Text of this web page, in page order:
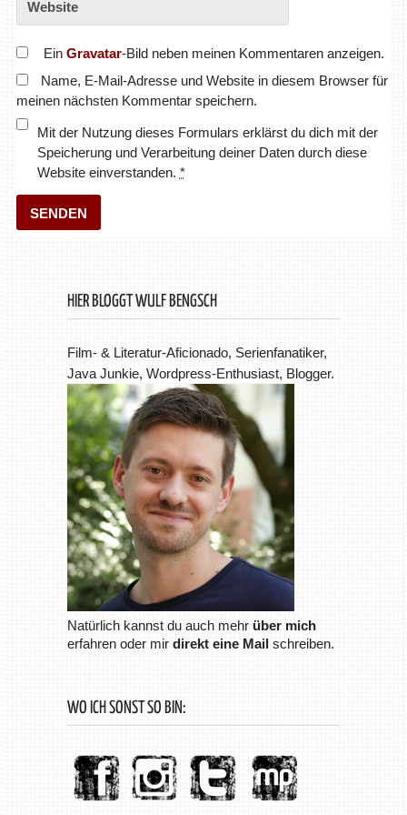
Ein Gravatar-Bild neben meinen Kommentaren anzeigen.
Name, E-Mail-Adresse und Website in diesem Browser für
meinen nächsten Kommentar speichern.
Mit der Nutzung dieses Formulars erklärst du dich mit der
Speicherung und Verarbeitung deiner Daten durch diese
Website einverstanden. *
HIER BLOGGT WULF BENGSCH
Film- & Literatur-Aficionado, Serienfanatiker,
Java Junkie, Wordpress-Enthusiast, Blogger.
Natürlich kannst du auch mehr über mich
erfahren oder mir direkt eine Mail schreiben.
WO ICH SONST SO BIN: